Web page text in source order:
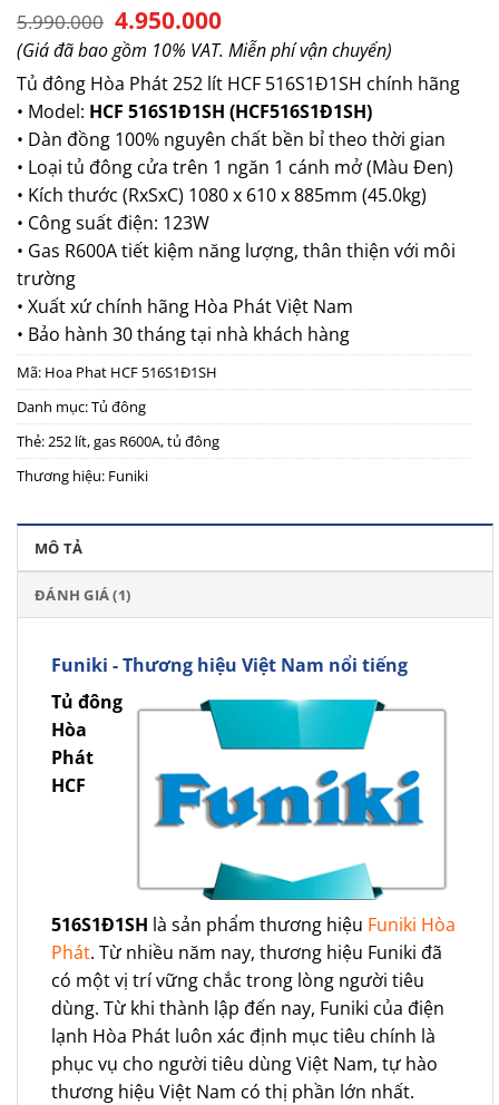
5.990.000 Giá
gốc
là:
5.990.000.
4.950.000Giá
hiện
tại
là:
4.950.000.
(Giá đã bao gồm 10% VAT. Miễn phí vận chuyển)
Tủ đông Hòa Phát 252 lít HCF 516S1Đ1SH chính hãng
• Model: HCF 516S1Đ1SH (HCF516S1Đ1SH)
• Dàn đồng 100% nguyên chất bền bỉ theo thời gian
• Loại tủ đông cửa trên 1 ngăn 1 cánh mở (Màu Đen)
• Kích thước (RxSxC) 1080 x 610 x 885mm (45.0kg)
• Công suất điện: 123W
• Gas R600A tiết kiệm năng lượng, thân thiện với môi
trường
• Xuất xứ chính hãng Hòa Phát Việt Nam
• Bảo hành 30 tháng tại nhà khách hàng
Mã: Hoa Phat HCF 516S1Đ1SH
Danh mục:Tủ đông
Thẻ:252 lít,gas R600A,tủ đông
Thương hiệu: Funiki
MÔ TẢ
ĐÁNH GIÁ (1)
Funiki - Thương hiệu Việt Nam nổi tiếng
Tủ đông
Hòa
Phát
HCF
516S1Đ1SH là sản phẩm thương hiệu Funiki Hòa
Phát. Từ nhiều năm nay, thương hiệu Funiki đã
có một vị trí vững chắc trong lòng người tiêu
dùng. Từ khi thành lập đến nay, Funiki của điện
lạnh Hòa Phát luôn xác định mục tiêu chính là
phục vụ cho người tiêu dùng Việt Nam, tự hào
thương hiệu Việt Nam có thị phần lớn nhất.